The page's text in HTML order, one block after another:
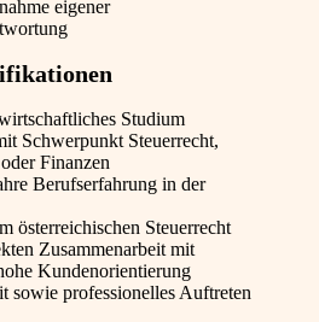
eigener
Studium
Schwerpunkt Steuerrecht,
Finanzen
Berufserfahrung in der
österreichischen Steuerrecht
Zusammenarbeit mit
Kundenorientierung
sowie professionelles Auftreten